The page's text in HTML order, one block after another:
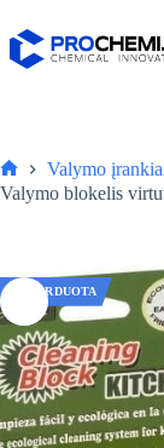
content
Pagrindinis
Valymo
Valymo blokelis
IŠPARDUOTA